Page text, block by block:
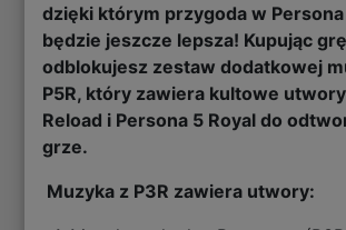
dzięki którym przygoda w
będzie jeszcze lepsza! Kupując
odblokujesz zestaw dodatkowej
P5R, który zawiera kultowe
Reload i Persona 5 Royal do
grze.
Muzyka z P3R zawiera utwory: